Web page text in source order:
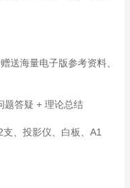
送海量电子版参考资料、
题答疑 + 理论总结
、投影仪、白板、A1